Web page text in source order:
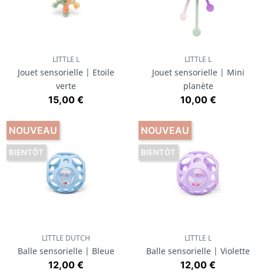
LITTLE L
Jouet sensorielle | Etoile
verte
Prix
15,00 €
LITTLE L
Jouet sensorielle | Mini
planète
Prix
10,00 €
LITTLE DUTCH
Balle sensorielle | Bleue
Prix
12,00 €
NOUVEAU
BIENTÔT
LITTLE L
Balle sensorielle | Violette
Prix
12,00 €
NOUVEAU
BIENTÔT